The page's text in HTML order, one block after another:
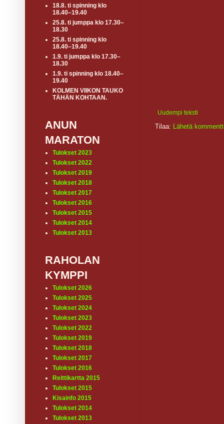
Uudempi teksti
Tilaa:
Lähetä
18.8. ti spinning klo
18.40–19.40
25.8. ti jumppa klo 17.30–
18.30
25.8. ti spinning klo
18.40–19.40
1.9. ti jumppa klo 17.30–
18.30
1.9. ti spinning klo 18.40–
19.40
KOLMEN VIIKON TAUKO
TÄHÄN KOHTAAN.
ANUN
MARATON
Tulokset 2023
Tulokset 2022
Tulokset 2019
Tulokset 2018
Tulokset 2017
Tulokset 2016
Tulokset 2015
Tulokset 2014
Tulokset 2013
RAHOLAN
KYMPPI
Tulokset 2026
Tulokset 2025
Tulokset 2024
Tulokset 2023
Tulokset 2022
Tulokset 2019
Tulokset 2018
Tulokset 2017
Tulokset 2016
Reittikartta 2015
Tulokset 2015
Kisainfo 2015
Tulokset 2014
Tulokset 2013